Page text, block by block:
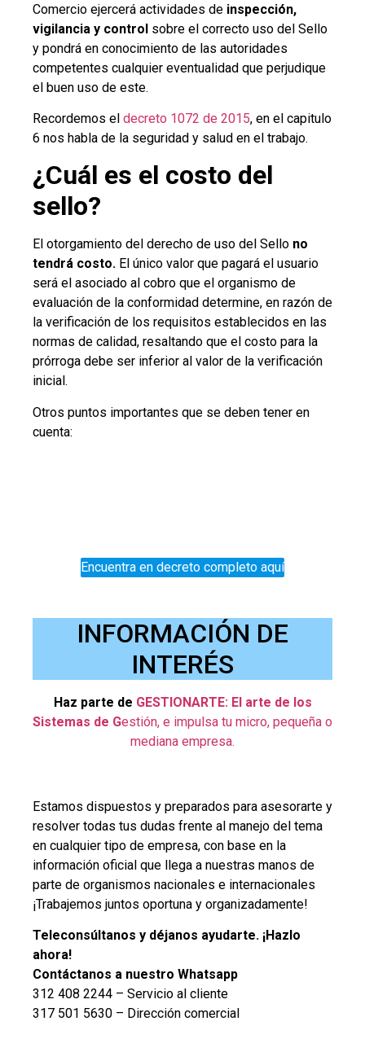
Comercio ejercerá actividades de inspección,
vigilancia y control sobre el correcto uso del Sello
y pondrá en conocimiento de las autoridades
competentes cualquier eventualidad que perjudique
el buen uso de este.
Recordemos el decreto 1072 de 2015, en el capitulo
6 nos habla de la seguridad y salud en el trabajo.
¿Cuál es el costo del
sello?
El otorgamiento del derecho de uso del Sello no
tendrá costo. El único valor que pagará el usuario
será el asociado al cobro que el organismo de
evaluación de la conformidad determine, en razón de
la verificación de los requisitos establecidos en las
normas de calidad, resaltando que el costo para la
prórroga debe ser inferior al valor de la verificación
inicial.
Otros puntos importantes que se deben tener en
cuenta:
Encuentra en decreto completo aquí
INFORMACIÓN DE
INTERÉS
Haz parte de GESTIONARTE: El arte de los
Sistemas de Gestión, e impulsa tu micro, pequeña o
mediana empresa.
Estamos dispuestos y preparados para asesorarte y
resolver todas tus dudas frente al manejo del tema
en cualquier tipo de empresa, con base en la
información oficial que llega a nuestras manos de
parte de organismos nacionales e internacionales
¡Trabajemos juntos oportuna y organizadamente!
Teleconsúltanos y déjanos ayudarte. ¡Hazlo
ahora!
Contáctanos a nuestro Whatsapp
312 408 2244 – Servicio al cliente
317 501 5630 – Dirección comercial